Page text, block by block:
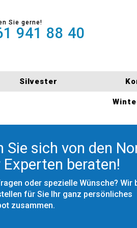
Sie gerne!
941 88 40
Silvester
Sie sich von den
beraten!
oder spezielle Wünsche? Wir
für Sie Ihr ganz persönliches
zusammen.